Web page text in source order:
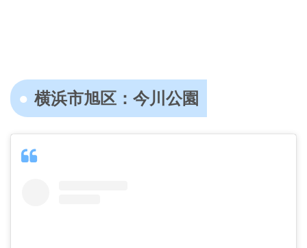
横浜市旭区：今川公園